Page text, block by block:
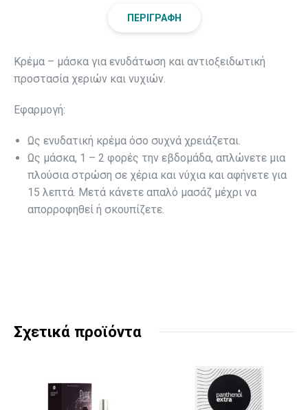
ΠΕΡΙΓΡΑΦΉ
Κρέμα – μάσκα για ενυδάτωση και αντιοξειδωτική
προστασία χεριών και νυχιών.
Εφαρμογή:
Ως ενυδατική κρέμα όσο συχνά χρειάζεται.
Ως μάσκα, 1 – 2 φορές την εβδομάδα, απλώνετε μια
πλούσια στρώση σε χέρια και νύχια και αφήνετε για
15 λεπτά. Μετά κάνετε απαλό μασάζ μέχρι να
απορροφηθεί ή σκουπίζετε.
Σχετικά προϊόντα